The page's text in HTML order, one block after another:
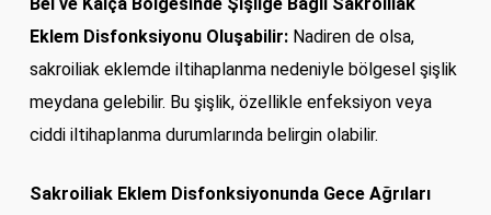
Eklem Disfonksiyonu Oluşabilir:Nadiren de olsa,
sakroiliak eklemde iltihaplanma nedeniyle bölgesel şişlik
meydana gelebilir. Bu şişlik, özellikle enfeksiyon veya
ciddi iltihaplanma durumlarında belirgin olabilir.
Sakroiliak Eklem Disfonksiyonunda Gece Ağrıları